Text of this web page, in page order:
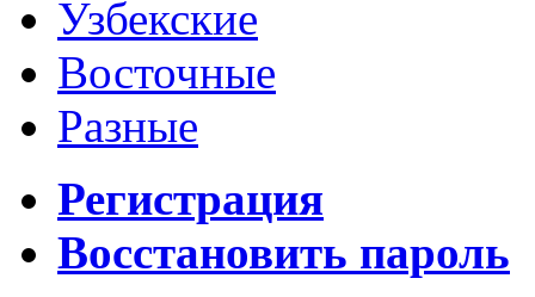
Узбекские
Восточные
Разные
Регистрация
Восстановить пароль